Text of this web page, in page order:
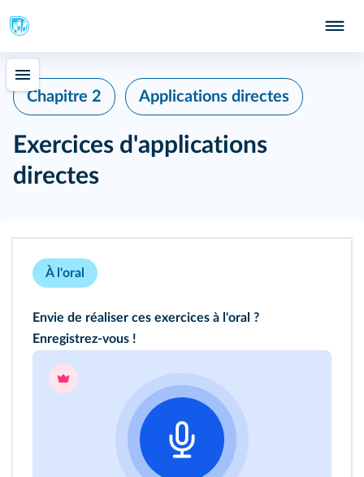
Chapitre 2 Applications directes
Exercices d'applications
directes
À l'oral
Envie de réaliser ces exercices à l'oral ?
Enregistrez-vous !